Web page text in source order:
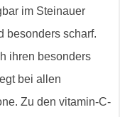
im Steinauer
besonders scharf.
ihren besonders
bei allen
Zu den vitamin-C-